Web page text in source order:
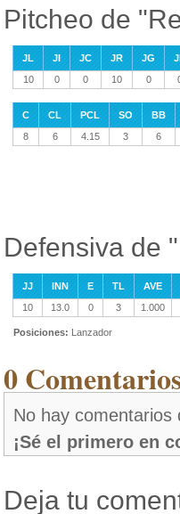
Pitcheo de
JL JI JC JR JG
10
0 0 10 0
C CL PCL SO
BB
8
6 4.15 3 6
Defensiva de
JJ INN E TL
AVE
10
13.0 0 3 1.000
Posiciones: Lanzador
0
No hay comentarios
¡Sé el primero en
Deja tu